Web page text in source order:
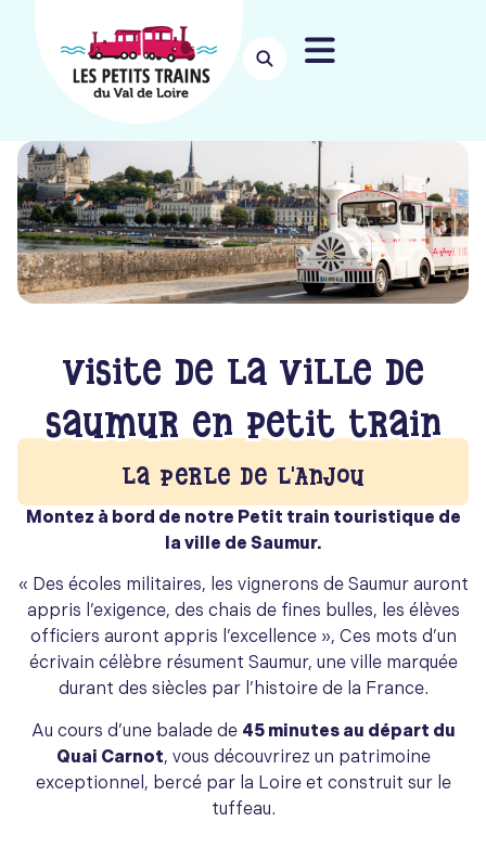
Visite de la ville de
Saumur en petit train
La Perle de l'Anjou
Montez à bord de notre Petit train touristique de
la ville de Saumur.
« Des écoles militaires, les vignerons de Saumur auront
appris l’exigence, des chais de fines bulles, les élèves
officiers auront appris l’excellence », Ces mots d’un
écrivain célèbre résument Saumur, une ville marquée
durant des siècles par l’histoire de la France.
Au cours d’une balade de 45 minutes au départ du
Quai Carnot, vous découvrirez un patrimoine
exceptionnel, bercé par la Loire et construit sur le
tuffeau.